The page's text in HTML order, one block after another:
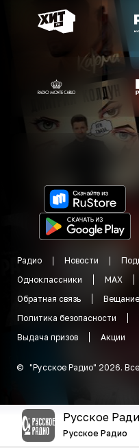
Радио Новости
Одноклассники
MAX
Обратная связь
Вещание
Политика безопасности
Выдача призов
Акции
© "Русское Радио" 2026.
Русское
Русское Радио